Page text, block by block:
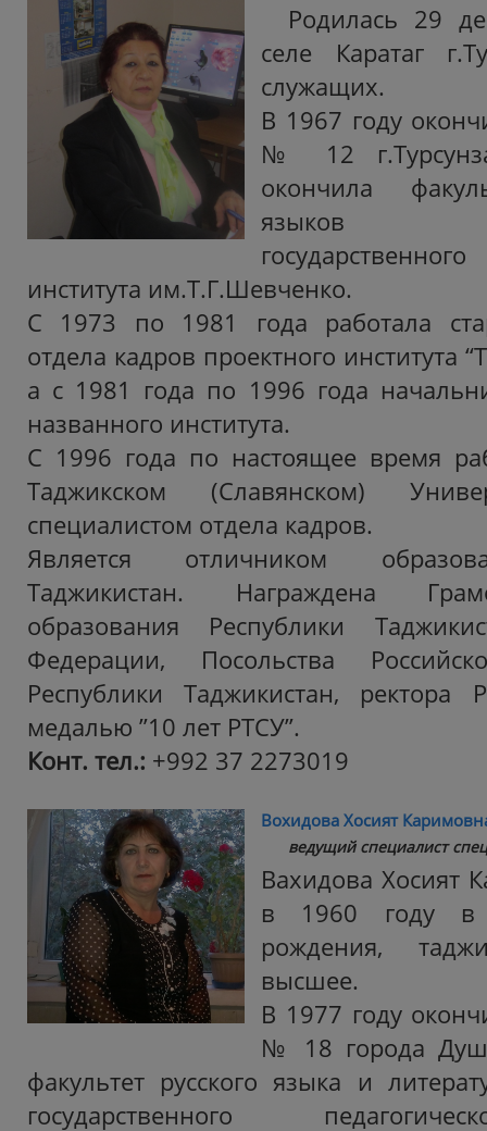
Родилась 29
селе Каратаг
служащих.
В 1967 году
№ 12
окончила
языков
института им.Т.Г.Шевченко.
С 1973 по 1981 года работала
отдела кадров проектного института
а с 1981 года по 1996 года
названного института.
С 1996 года по настоящее время
Таджикском (Славянском)
специалистом отдела кадров.
Является отличником
Таджикистан. Награждена
образования Республики
Федерации, Посольства
Республики Таджикистан,
медалью ”10 лет РТСУ”.
Конт. тел.: +992 37 2273019
Вохидова Хосият
ведущий специалист
Вахидова Хосият
в 1960 году в
рождения,
высшее.
В 1977 году
№ 18 города
факультет русского языка и
государственного